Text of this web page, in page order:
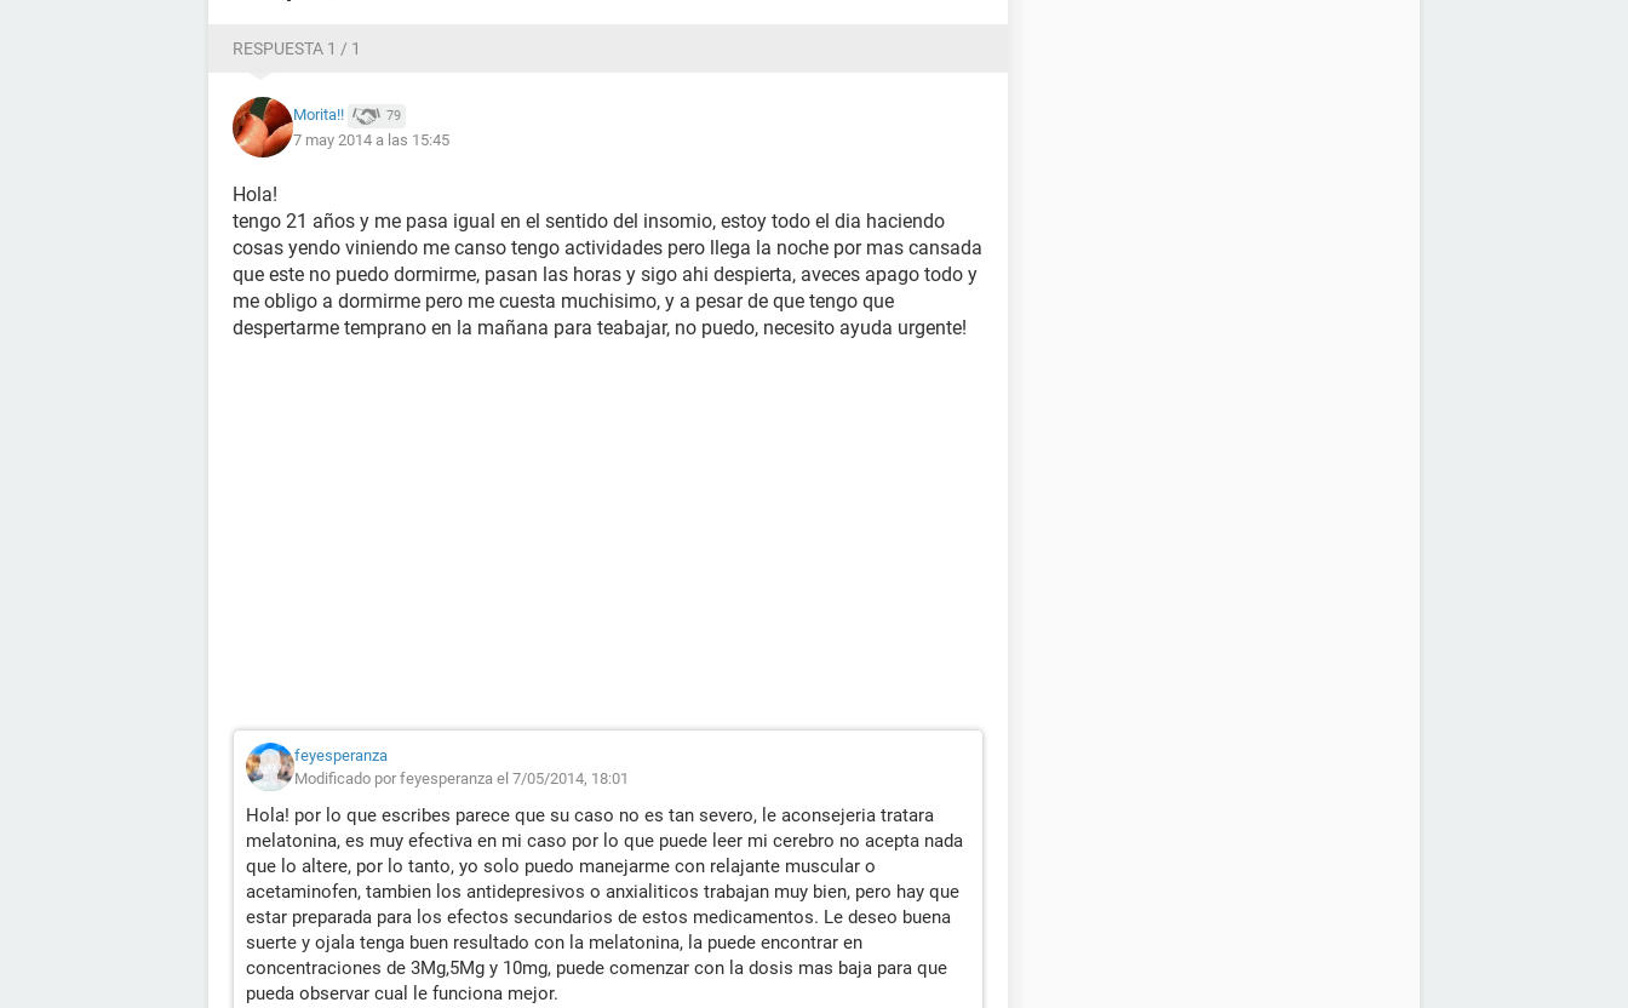
RESPUESTA 1 / 1
Morita!! 79
7 may 2014 a las 15:45
Hola!
tengo 21 años y me pasa igual en el sentido del insomio, estoy todo el dia haciendo
cosas yendo viniendo me canso tengo actividades pero llega la noche por mas cansada
que este no puedo dormirme, pasan las horas y sigo ahi despierta, aveces apago todo y
me obligo a dormirme pero me cuesta muchisimo, y a pesar de que tengo que
despertarme temprano en la mañana para teabajar, no puedo, necesito ayuda urgente!
feyesperanza
Modificado por feyesperanza el 7/05/2014, 18:01
Hola! por lo que escribes parece que su caso no es tan severo, le aconsejeria tratara
melatonina, es muy efectiva en mi caso por lo que puede leer mi cerebro no acepta nada
que lo altere, por lo tanto, yo solo puedo manejarme con relajante muscular o
acetaminofen, tambien los antidepresivos o anxialiticos trabajan muy bien, pero hay que
estar preparada para los efectos secundarios de estos medicamentos. Le deseo buena
suerte y ojala tenga buen resultado con la melatonina, la puede encontrar en
concentraciones de 3Mg,5Mg y 10mg, puede comenzar con la dosis mas baja para que
pueda observar cual le funciona mejor.